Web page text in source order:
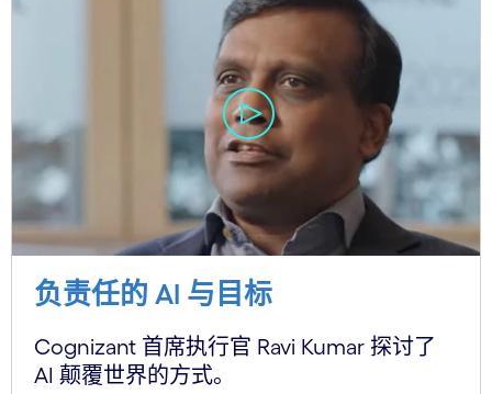
负责任的 AI 与目标
Cognizant 首席执行官 Ravi Kumar 探讨了
AI 颠覆世界的方式。